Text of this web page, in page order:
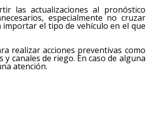
las actualizaciones al pronóstico
especialmente no cruzar
importar el tipo de vehículo en el que
realizar acciones preventivas como
canales de riego. En caso de alguna
atención.